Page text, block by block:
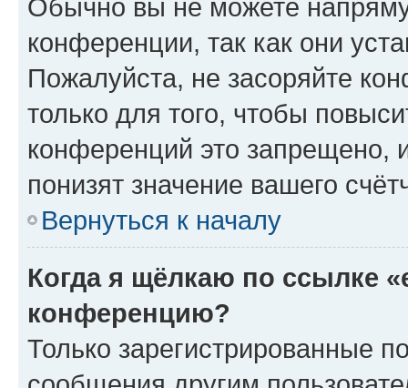
Обычно вы не можете
конференции, так как они
Пожалуйста, не засоряйте
только для того, чтобы
конференций это запрещено,
понизят значение вашего
Вернуться к началу
Когда я щёлкаю по ссылке
конференцию?
Только зарегистрированные